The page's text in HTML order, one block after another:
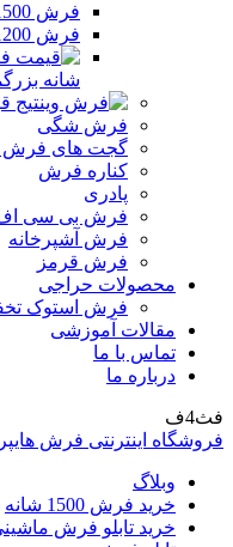
فرش 1500 شانه بزرگمهر
فرش 1200 شانه بزرگمهر
شانه
فرش شگی
گجت های فرش
کناره فرش
پادری
فرش بی سی
فرش آشپرخانه
فرش قرمز
محصولات حراجی
فرش استوک
مقالات آموزشی
تماس با ما
درباره ما
فث4ف
فروشگاه اینترنتی فرش
وبلاگ
خرید فرش 1500 شانه
خرید تابلو فرش